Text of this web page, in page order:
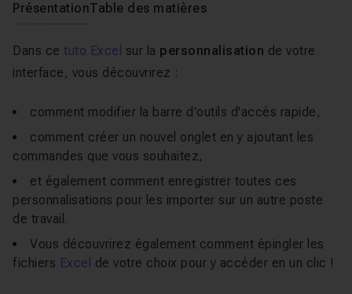
PrésentationTable des matières
Dans ce tuto Excel sur la personnalisation de votre
interface, vous découvrirez :
comment modifier la barre d'outils d'accès rapide,
comment créer un nouvel onglet en y ajoutant les
commandes que vous souhaitez,
et également comment enregistrer toutes ces
personnalisations pour les importer sur un autre poste
de travail.
Vous découvrirez également comment épingler les
fichiers Excel de votre choix pour y accéder en un clic !